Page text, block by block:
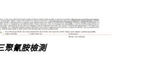
聚氰胺檢測